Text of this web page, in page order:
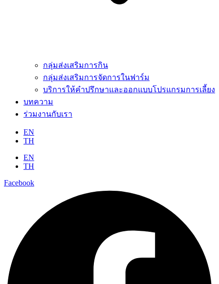
กลุ่มส่งเสริมการกิน
กลุ่มส่งเสริมการจัดการในฟาร์ม
บริการให้คำปรึกษาและออกแบบโปรแกรมการเลี้ยง
บทความ
ร่วมงานกับเรา
EN
TH
EN
TH
Facebook